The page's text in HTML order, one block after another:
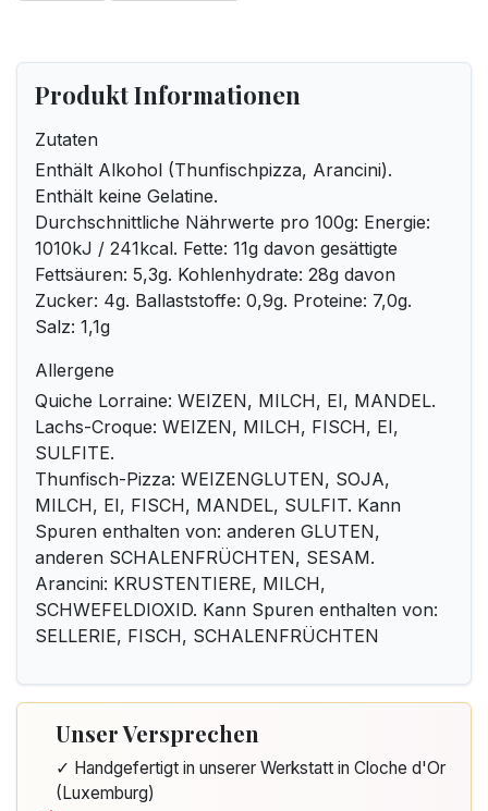
Produkt Informationen
Zutaten
Enthält Alkohol (Thunfischpizza, Arancini).
Enthält keine Gelatine.
Durchschnittliche Nährwerte pro 100g: Energie:
1010kJ / 241kcal. Fette: 11g davon gesättigte
Fettsäuren: 5,3g. Kohlenhydrate: 28g davon
Zucker: 4g. Ballaststoffe: 0,9g. Proteine: 7,0g.
Salz: 1,1g
Allergene
Quiche Lorraine: WEIZEN, MILCH, EI, MANDEL.
Lachs-Croque: WEIZEN, MILCH, FISCH, EI,
SULFITE.
Thunfisch-Pizza: WEIZENGLUTEN, SOJA,
MILCH, EI, FISCH, MANDEL, SULFIT. Kann
Spuren enthalten von: anderen GLUTEN,
anderen SCHALENFRÜCHTEN, SESAM.
Arancini: KRUSTENTIERE, MILCH,
SCHWEFELDIOXID. Kann Spuren enthalten von:
SELLERIE, FISCH, SCHALENFRÜCHTEN
Unser Versprechen
✓ Handgefertigt in unserer Werkstatt in Cloche d'Or
(Luxemburg)